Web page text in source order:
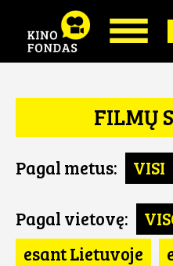
FILMŲ
Pagal metus: VISI
Pagal vietovę:
esant Lietuvoje